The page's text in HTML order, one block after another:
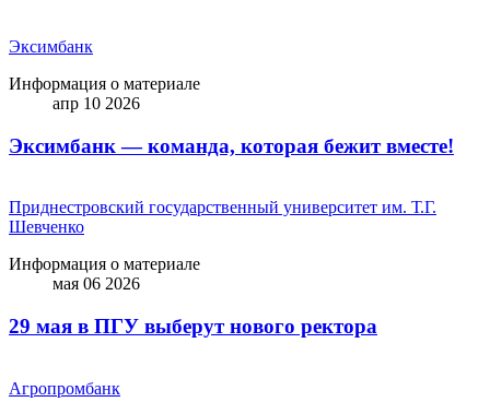
Эксимбанк
Информация о материале
апр 10 2026
Эксимбанк — команда, которая бежит вместе!
Приднестровский государственный университет им. Т.Г.
Шевченко
Информация о материале
мая 06 2026
29 мая в ПГУ выберут нового ректора
Агропромбанк